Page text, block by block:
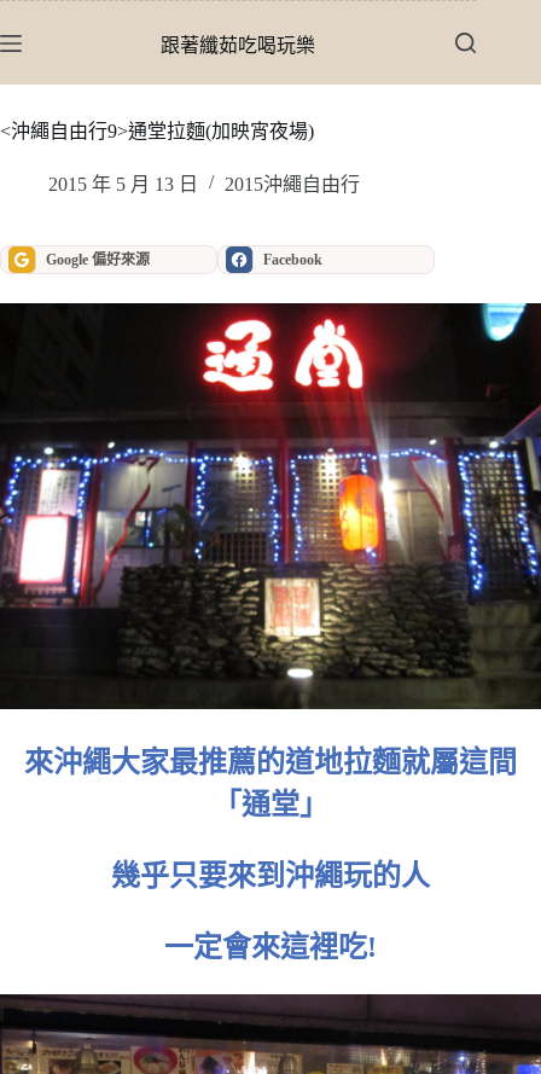
至
內
跟著纖茹吃喝玩樂
<沖繩自由行9>通堂拉麵(加映宵夜場)
2015 年 5 月 13 日 2015沖繩自由行
Google 偏好來源 Facebook
來沖繩大家最推薦的道地拉麵就屬這間
「通堂」
幾乎只要來到沖繩玩的人
一定會來這裡吃!